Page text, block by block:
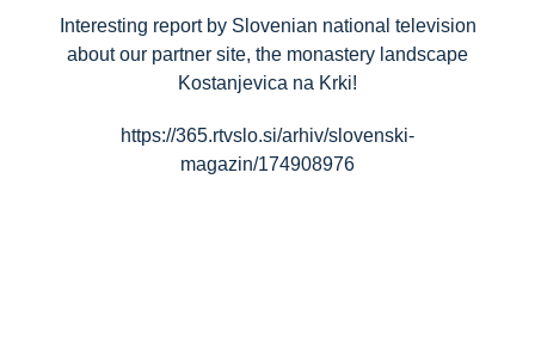
Interesting report by Slovenian national television
about our partner site, the monastery landscape
Kostanjevica na Krki!
https://365.rtvslo.si/arhiv/slovenski-
magazin/174908976